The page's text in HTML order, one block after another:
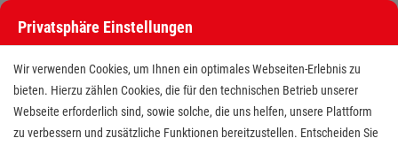
Privatsphäre Einstellungen
Wir verwenden Cookies, um Ihnen ein optimales Webseiten-Erlebnis zu
bieten. Hierzu zählen Cookies, die für den technischen Betrieb unserer
Webseite erforderlich sind, sowie solche, die uns helfen, unsere Plattform
zu verbessern und zusätzliche Funktionen bereitzustellen. Entscheiden Sie